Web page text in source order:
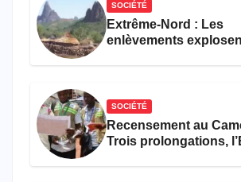
SOCIÉTÉ
Extrême-Nord : Les
enlèvements
SOCIÉTÉ
Recensement au
Trois prolongations,